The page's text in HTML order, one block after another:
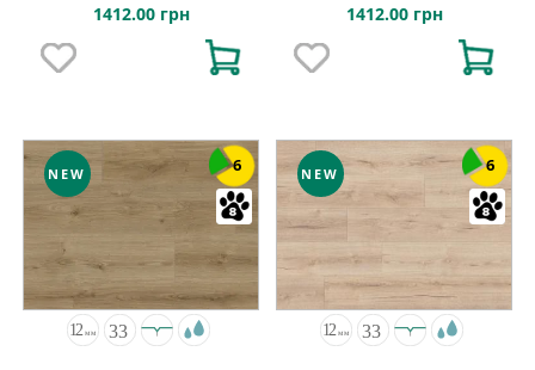
1412.00 грн 1412.00 грн
NEW 6 NEW 6